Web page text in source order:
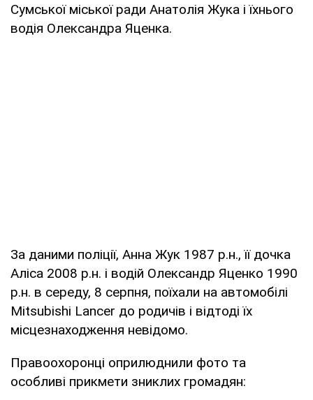
Сумської міської ради Анатолія Жука і їхнього
водія Олександра Яценка.
За даними поліції, Анна Жук 1987 р.н., її дочка
Аліса 2008 р.н. і водій Олександр Яценко 1990
р.н. в середу, 8 серпня, поїхали на автомобілі
Mitsubishi Lancer до родичів і відтоді їх
місцезнаходження невідомо.
Правоохоронці оприлюднили фото та
особливі прикмети зниклих громадян: